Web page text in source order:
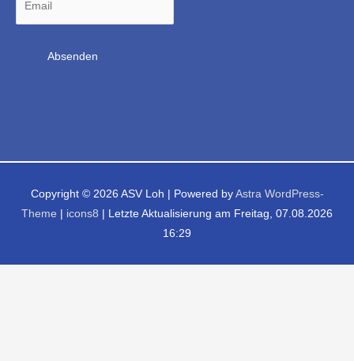
Copyright © 2026 ASV Loh | Powered by Astra WordPress-
Theme
icons8 | Letzte Aktualisierung am Freitag, 07.08.2026
16:29